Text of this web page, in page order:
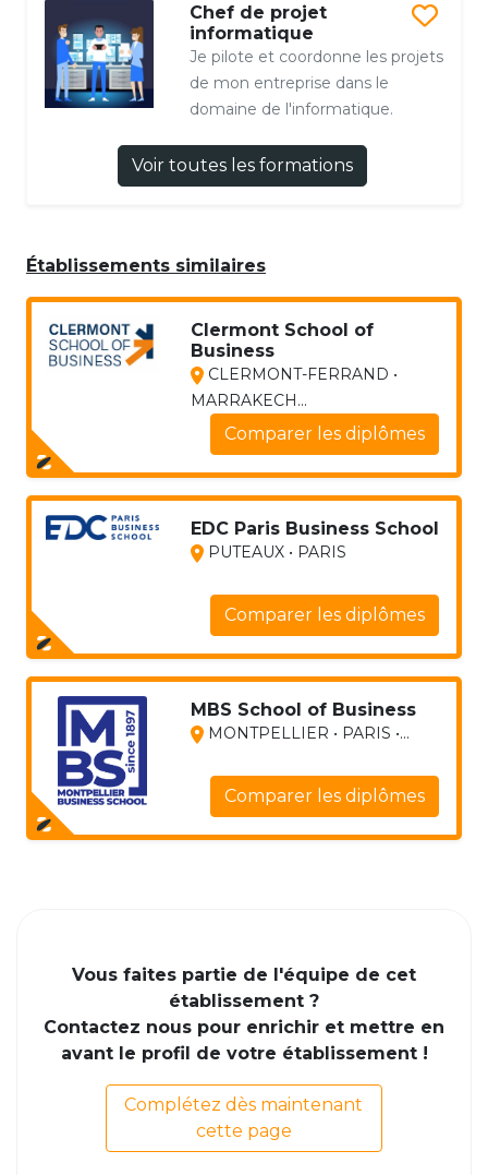
Chef de projet
informatique
Je pilote et coordonne les projets
de mon entreprise dans le
domaine de l'informatique.
Voir toutes les formations
Établissements similaires
Clermont School of
Business
CLERMONT-FERRAND •
MARRAKECH...
Comparer les diplômes
EDC Paris Business School
PUTEAUX • PARIS
Comparer les diplômes
MBS School of Business
MONTPELLIER • PARIS •...
Comparer les diplômes
Vous faites partie de l'équipe de cet
établissement ?
Contactez nous pour enrichir et mettre en
avant le profil de votre établissement !
Complétez dès maintenant
cette page